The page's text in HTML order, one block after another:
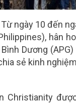
ngày 10 đến
hân
Dương
sẻ kinh
Christianity